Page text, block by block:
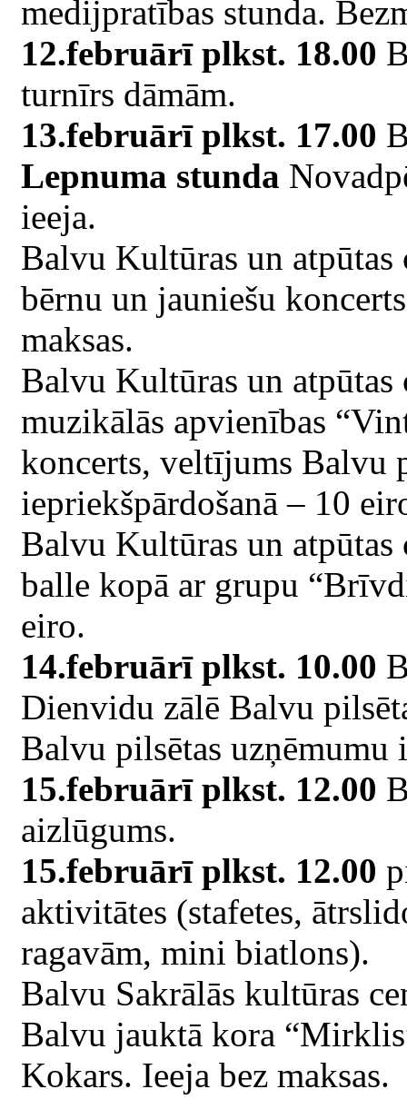
medijpratības stunda.
12.februārī plkst. 18.00
turnīrs dāmām.
13.februārī plkst. 17.00
Lepnuma stunda
ieeja.
Balvu Kultūras un atpūtas
bērnu un jauniešu
maksas.
Balvu Kultūras un atpūtas
muzikālās apvienības
koncerts, veltījums Balvu
iepriekšpārdošanā – 10
Balvu Kultūras un atpūtas
balle kopā ar grupu
eiro.
14.februārī plkst. 10.00
Dienvidu zālē Balvu
Balvu pilsētas uzņēmumu
15.februārī plkst. 12.00
aizlūgums.
15.februārī plkst. 12.00
aktivitātes (stafetes,
ragavām, mini biatlons).
Balvu Sakrālās kultūras
Balvu jauktā kora
Kokars. Ieeja bez maksas.